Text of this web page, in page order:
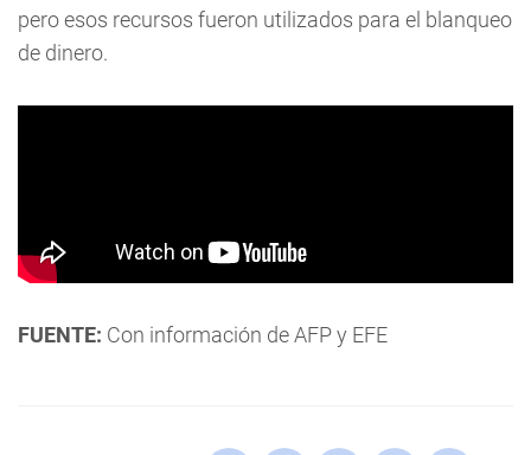
pero esos recursos fueron utilizados para el blanqueo
de dinero.
FUENTE: Con información de AFP y EFE